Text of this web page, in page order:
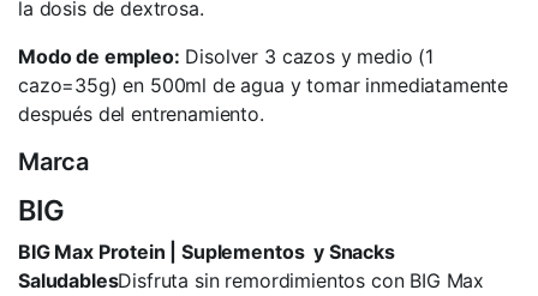
la dosis de dextrosa.
Modo de empleo: Disolver 3 cazos y medio (1
cazo=35g) en 500ml de agua y tomar inmediatamente
después del entrenamiento.
Marca
BIG
BIG Max Protein | Suplementos y Snacks
SaludablesDisfruta sin remordimientos con BIG Max